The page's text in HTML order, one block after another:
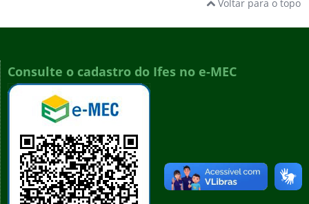
Voltar para o topo
Consulte o cadastro do Ifes no e-MEC